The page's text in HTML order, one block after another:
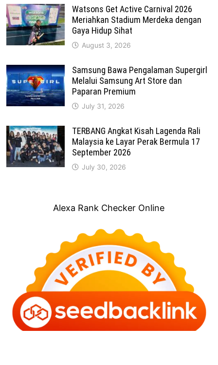
Watsons Get Active Carnival 2026
Meriahkan Stadium Merdeka dengan
Gaya Hidup Sihat
August 3, 2026
Samsung Bawa Pengalaman Supergirl
Melalui Samsung Art Store dan
Paparan Premium
July 31, 2026
TERBANG Angkat Kisah Lagenda Rali
Malaysia ke Layar Perak Bermula 17
September 2026
July 30, 2026
Alexa Rank Checker Online